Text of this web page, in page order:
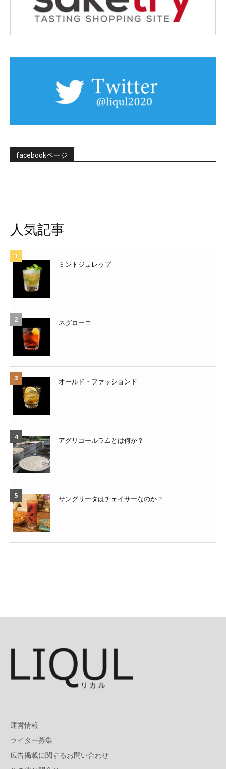
facebookページ
人気記事
ミントジュレップ
ネグローニ
オールド・ファッションド
アグリコールラムとは何か？
サングリータはチェイサーなのか？
運営情報
ライター募集
広告掲載に関するお問い合わせ